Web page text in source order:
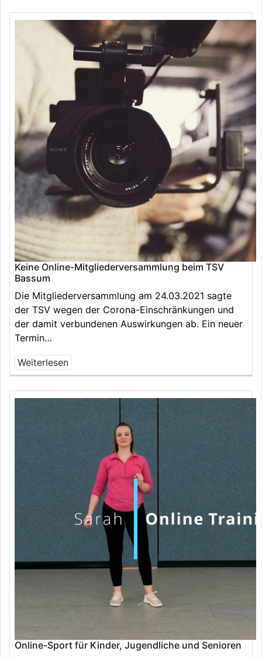
Keine Online-Mitgliederversammlung beim TSV
Bassum
Die Mitgliederversammlung am 24.03.2021 sagte
der TSV wegen der Corona-Einschränkungen und
der damit verbundenen Auswirkungen ab. Ein neuer
Termin…
Weiterlesen
Online-Sport für Kinder, Jugendliche und Senioren